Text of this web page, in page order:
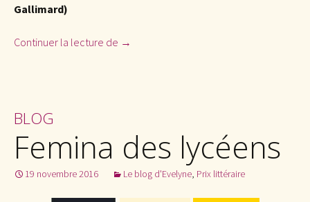
Gallimard)
Continuer la lecture de Femina des lycéens
→
BLOG
Femina des lycéens
19 novembre 2016 Le blog d'Evelyne, Prix littéraire